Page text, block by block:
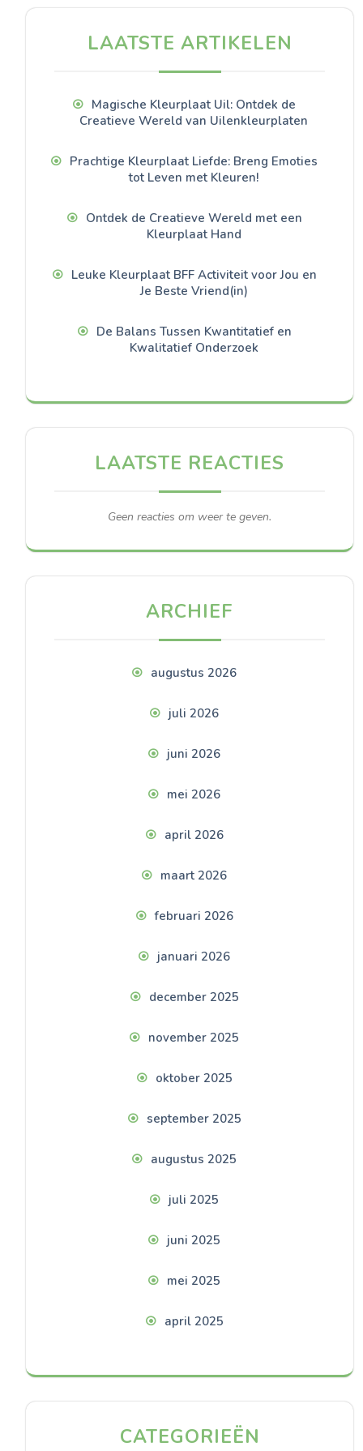
LAATSTE ARTIKELEN
Magische Kleurplaat Uil: Ontdek de
Creatieve Wereld van Uilenkleurplaten
Prachtige Kleurplaat Liefde: Breng Emoties
tot Leven met Kleuren!
Ontdek de Creatieve Wereld met een
Kleurplaat Hand
Leuke Kleurplaat BFF Activiteit voor Jou en
Je Beste Vriend(in)
De Balans Tussen Kwantitatief en
Kwalitatief Onderzoek
LAATSTE REACTIES
Geen reacties om weer te geven.
ARCHIEF
augustus 2026
juli 2026
juni 2026
mei 2026
april 2026
maart 2026
februari 2026
januari 2026
december 2025
november 2025
oktober 2025
september 2025
augustus 2025
juli 2025
juni 2025
mei 2025
april 2025
CATEGORIEËN